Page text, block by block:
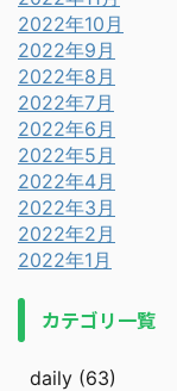
2022年10月
2022年9月
2022年8月
2022年7月
2022年6月
2022年5月
2022年4月
2022年3月
2022年2月
2022年1月
カテゴリ一覧
daily (63)